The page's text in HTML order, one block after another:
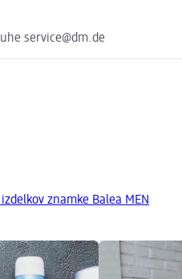
service@dm.de
izdelkov znamke Balea MEN